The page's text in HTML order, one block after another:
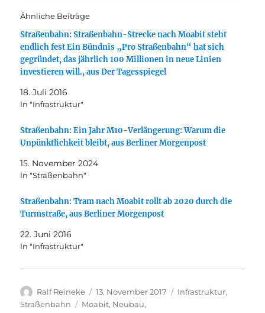
Ähnliche Beiträge
Straßenbahn: Straßenbahn-Strecke nach Moabit steht
endlich fest Ein Bündnis „Pro Straßenbahn“ hat sich
gegründet, das jährlich 100 Millionen in neue Linien
investieren will., aus Der Tagesspiegel
18. Juli 2016
In "Infrastruktur"
Straßenbahn: Ein Jahr M10-Verlängerung: Warum die
Unpünktlichkeit bleibt, aus Berliner Morgenpost
15. November 2024
In "Straßenbahn"
Straßenbahn: Tram nach Moabit rollt ab 2020 durch die
Turmstraße, aus Berliner Morgenpost
22. Juni 2016
In "Infrastruktur"
Autor
Ralf Reineke
Veröffentlicht
am
13. November 2017 Kategorien
Infrastruktur,
Straßenbahn
Schlagwörter
Moabit, Neubau,